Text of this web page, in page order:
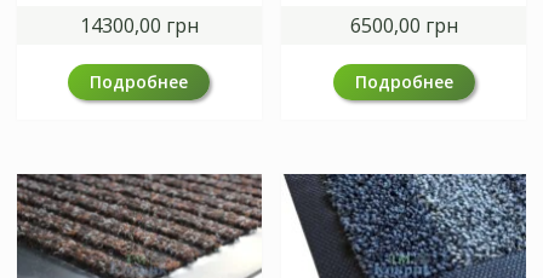
14300,00 грн
Подробнее
6500,00 грн
Подробнее